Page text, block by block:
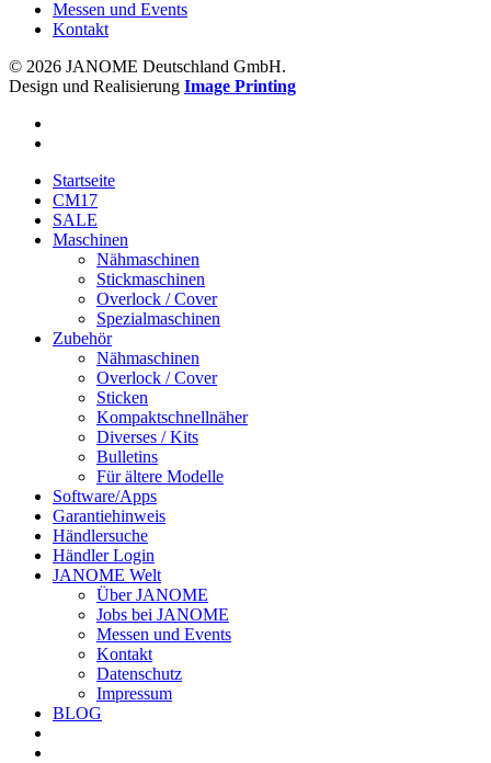
Messen und Events
Kontakt
© 2026 JANOME Deutschland GmbH.
Design und Realisierung Image Printing
Startseite
CM17
SALE
Maschinen
Nähmaschinen
Stickmaschinen
Overlock / Cover
Spezialmaschinen
Zubehör
Nähmaschinen
Overlock / Cover
Sticken
Kompaktschnellnäher
Diverses / Kits
Bulletins
Für ältere Modelle
Software/Apps
Garantiehinweis
Händlersuche
Händler Login
JANOME Welt
Über JANOME
Jobs bei JANOME
Messen und Events
Kontakt
Datenschutz
Impressum
BLOG